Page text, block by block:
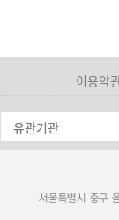
이용약
서울특별시 중구